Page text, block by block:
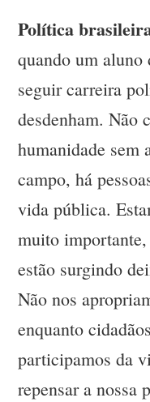
Política
quando um aluno
seguir carreira
desdenham. Não
humanidade sem
campo, há
vida pública.
muito importante,
estão surgindo
Não nos
enquanto
participamos da
repensar a nossa